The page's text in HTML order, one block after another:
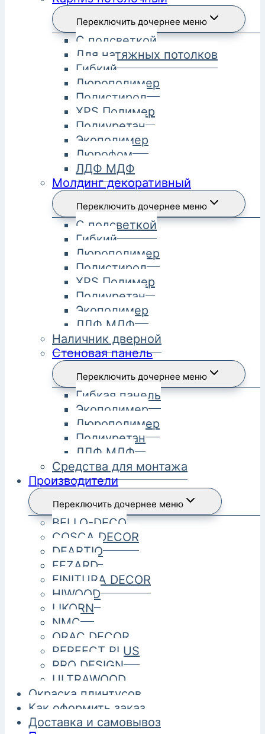
Переключить дочернее меню
С подсветкой
Для натяжных потолков
Гибкий
Дюрополимер
Полистирол
XPS Полимер
Полиуретан
Экополимер
Дюрофом
ЛДФ МДФ
Молдинг декоративный
Переключить дочернее меню
С подсветкой
Гибкий
Дюрополимер
Полистирол
XPS Полимер
Полиуретан
Экополимер
ЛДФ МДФ
Наличник дверной
Стеновая панель
Переключить дочернее меню
Гибкая панель
Экополимер
Дюрополимер
Полиуретан
ЛДФ МДФ
Средства для монтажа
Производители
Переключить дочернее меню
BELLO-DECO
COSCA DECOR
DEARTIO
FEZARD
FINITURA DECOR
HIWOOD
LIKORN
NMC
ORAC DECOR
PERFECT PLUS
PRO DESIGN
ULTRAWOOD
Окраска плинтусов
Как оформить заказ
Доставка и самовывоз